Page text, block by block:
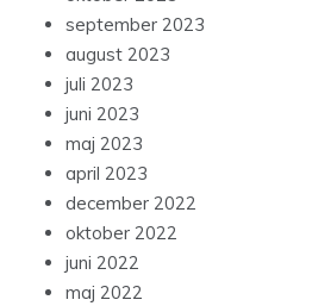
september 2023
august 2023
juli 2023
juni 2023
maj 2023
april 2023
december 2022
oktober 2022
juni 2022
maj 2022